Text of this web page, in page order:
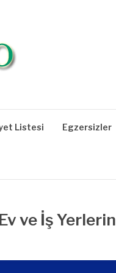
Listesi Egzersizler
ve İş